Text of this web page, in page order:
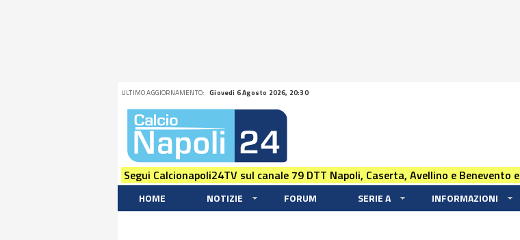
ULTIMO AGGIORNAMENTO: Giovedi 6 Agosto 2026, 20:30
Segui Calcionapoli24TV sul canale 79 DTT Napoli, Caserta, Avellino e Benevento
HOME NOTIZIE FORUM SERIE A INFORMAZIONI